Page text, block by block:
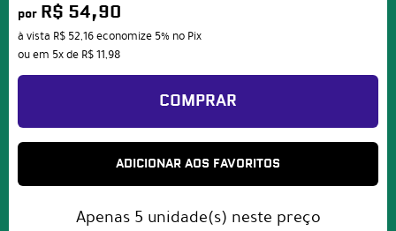
por R$ 54,90
à vista R$ 52,16economize 5% no Pix
ou em 5xde R$ 11,98
COMPRAR
ADICIONAR AOS FAVORITOS
Apenas 5 unidade(s) neste preço